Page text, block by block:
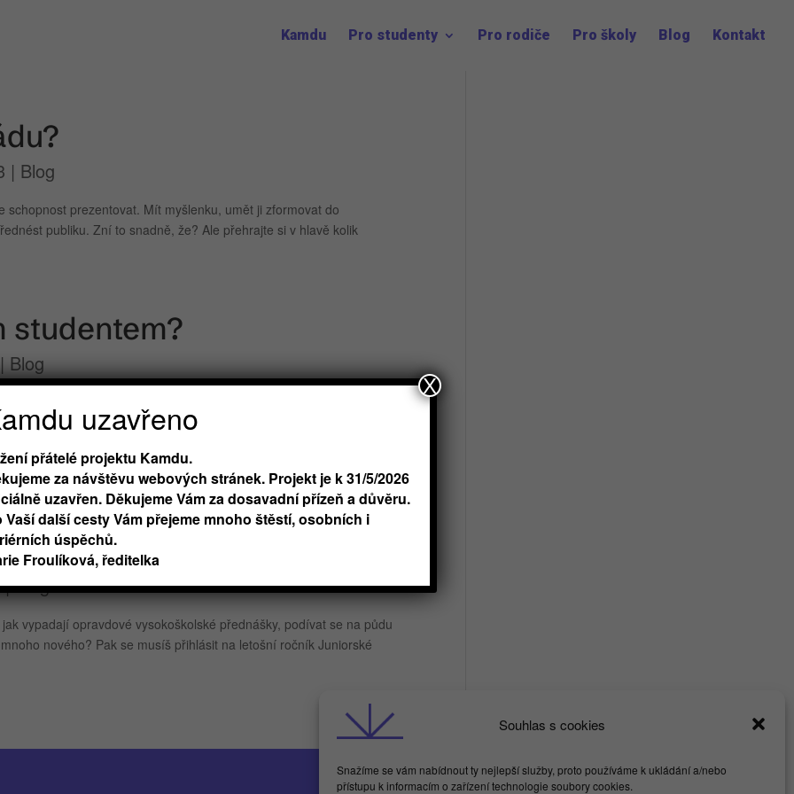
Souhlas s cookies
Snažíme se vám nabídnout ty nejlepší služby, proto používáme k ukládání a/nebo
přístupu k informacím o zařízení technologie soubory cookies.
Kamdu Pro studenty Pro rodiče Pro školy Blog Kontakt
| Blog
prezentovat. Mít myšlenku, umět ji zformovat do
publiku. Zní to snadně, že? Ale přehrajte si v hlavě kolik
studentem?
Blog
být něco, co skončí v momentě, kdy opustíš budovu střední školy.
kam si podají přihlášku na vysokou či jakou práci chtějí vlastně
na Juniorské
|Blog
vypadají opravdové vysokoškolské přednášky, podívat se na půdu
nového? Pak se musíš přihlásit na letošní ročník Juniorské
uzavřeno
přátelé projektu Kamdu.
za návštěvu webových stránek. Projekt je k 31/5/2026
uzavřen. Děkujeme Vám za dosavadní přízeň a důvěru.
Vaší další cesty Vám přejeme mnoho štěstí, osobních i
úspěchů.
Froulíková, ředitelka
X